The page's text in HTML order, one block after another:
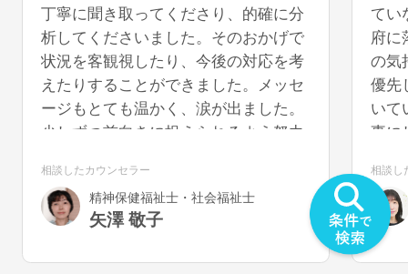
丁寧に聞き取ってくださり、的確に分
析してくださいました。そのおかげで
状況を客観視したり、今後の対応を考
えたりすることができました。メッセ
ージもとても温かく、涙が出ました。
少しずつ前向きに捉えられるよう努力
あれば、再度お話を聞いていただける
と幸いです。
相談したカウンセラー
精神保健福祉士・社会福祉士
矢澤 敬子
てい
府に
の気
優先
いて
事に
を切
気
うで
相談し